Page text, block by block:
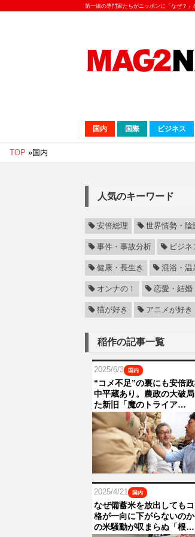
第一線の専門家たちがニッポンに「なぜ？」
国内 国際 ビジネス
TOP »国内
人気のキーワード
安倍総理 世界情勢・陰
事件・事故分析 ビジ
健康・長生き 混浴・温
オンナの！ 恋愛・結婚
猫が好き アニメが好き
稲作の記事一覧
2025/6/3 国内
“コメ不足”の裏にも安倍
中平蔵あり。農政の大破
た新旧「魔のトライア…
2025/4/21 国内
なぜ備蓄米を放出しても
格が一向に下がらないの
の米騒動が収まらぬ「根…